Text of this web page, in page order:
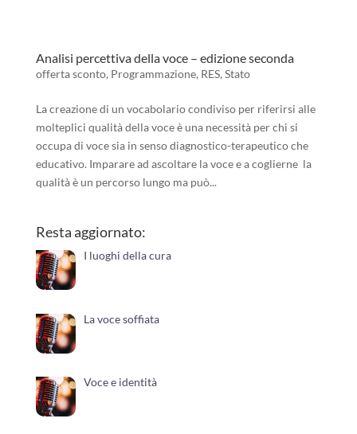
Analisi percettiva della voce – edizione seconda
offerta sconto, Programmazione, RES, Stato
La creazione di un vocabolario condiviso per riferirsi alle
molteplici qualità della voce è una necessità per chi si
occupa di voce sia in senso diagnostico-terapeutico che
educativo. Imparare ad ascoltare la voce e a coglierne la
qualità è un percorso lungo ma può...
Resta aggiornato:
I luoghi della cura
La voce soffiata
Voce e identità